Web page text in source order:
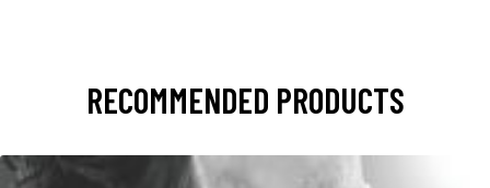
RECOMMENDED PRODUCTS